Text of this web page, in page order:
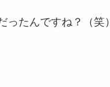
たんですね？（笑）